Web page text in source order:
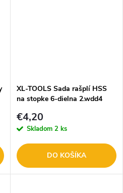
XL-TOOLS Sada rašplí HSS
na stopke 6-dielna 2.wdd4
€4,20
Skladom 2 ks
DO KOŠÍKA